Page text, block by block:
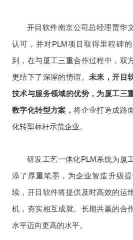
开目软件南京公司总经理贾华
认可，并对PLM项目取得里程碑
到，在与厦工三重合作过程中，双
更结下了深厚的情谊。 未来，开目
技术与服务领域的优势，为厦工三
数字化转型方案，将企业打造成路
化转型标杆示范企业。
研发工艺一体化PLM系统为厦
添了厚重笔墨，为企业智造升级
续，开目软件将提供及时高效的运
机，夯实相互成就、长期共赢的合
水平迈向更高的水平。